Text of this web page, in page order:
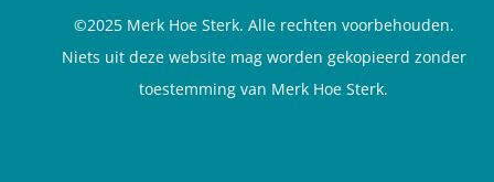
©2025 Merk Hoe Sterk. Alle rechten voorbehouden.
Niets uit deze website mag worden gekopieerd zonder
toestemming van Merk Hoe Sterk.